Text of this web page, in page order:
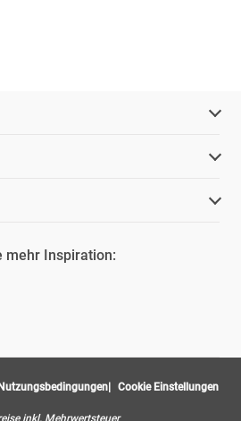
mehr Inspiration:
Nutzungsbedingungen Cookie Einstellungen
inkl. Mehrwertsteuer